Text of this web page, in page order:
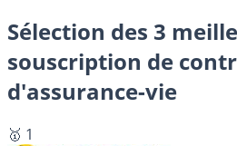
Sélection des 3
souscription de
d'assurance-vie
🥇 1